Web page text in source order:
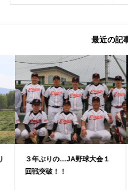
最近の記
３年ぶりの…JA野球大会１
回戦突破！！